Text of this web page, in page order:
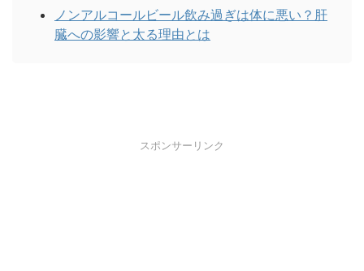
ノンアルコールビール飲み過ぎは体に悪い？肝
臓への影響と太る理由とは
スポンサーリンク